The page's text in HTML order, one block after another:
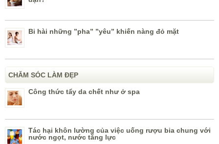
Bi hài những ”pha” ”yêu” khiến nàng đỏ mặt
CHĂM SÓC LÀM ĐẸP
Công thức tẩy da chết như ở spa
Tác hại khôn lường của việc uống rượu bia chung với
nước ngọt, nước tăng lực